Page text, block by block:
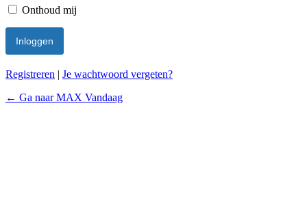
Onthoud mij
Registreren | Je wachtwoord vergeten?
← Ga naar MAX Vandaag